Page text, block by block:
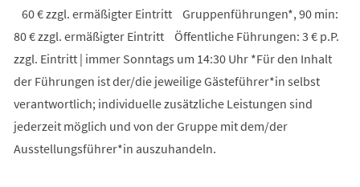
60 € zzgl. ermäßigter Eintritt Gruppenführungen*, 90 min:
80 € zzgl. ermäßigter Eintritt Öffentliche Führungen: 3 € p.P.
zzgl. Eintritt | immer Sonntags um 14:30 Uhr *Für den Inhalt
der Führungen ist der/die jeweilige Gästeführer*in selbst
verantwortlich; individuelle zusätzliche Leistungen sind
jederzeit möglich und von der Gruppe mit dem/der
Ausstellungsführer*in auszuhandeln.